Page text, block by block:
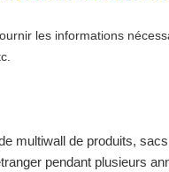
les informations
multiwall de produits,
pendant plusieurs